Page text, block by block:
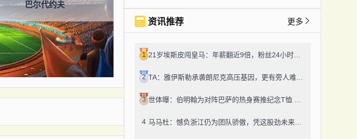
巴尔代约夫
资讯推荐 更多
1
2
3
4